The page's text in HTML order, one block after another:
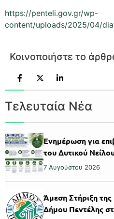
https://penteli.gov.gr/wp-
content/uploads/2025/04/
Κοινοποιήστε το
Τελευταία Νέα
Ενημέρωση για
του Δυτικού
7 Αυγούστου 2026
Άμεση Στήριξη
Δήμου Πεντέλης